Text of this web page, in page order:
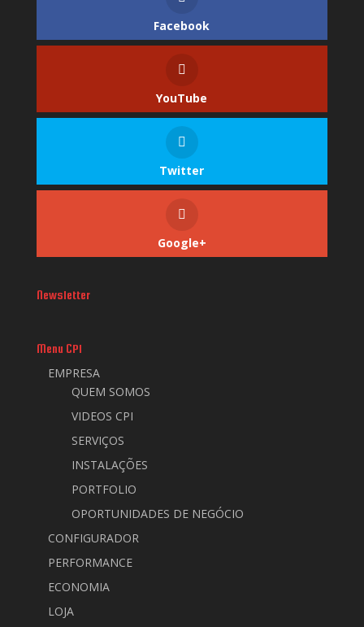
Facebook
YouTube
Twitter
Google+
Newsletter
Menu CPI
EMPRESA
QUEM SOMOS
VIDEOS CPI
SERVIÇOS
INSTALAÇÕES
PORTFOLIO
OPORTUNIDADES DE NEGÓCIO
CONFIGURADOR
PERFORMANCE
ECONOMIA
LOJA